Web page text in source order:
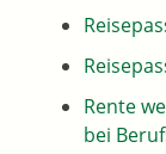
Rente
bei